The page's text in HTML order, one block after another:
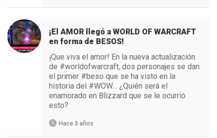
¡El AMOR llegó a WORLD OF WARCRAFT
en forma de BESOS!
¡Que viva el amor! En la nueva actualización
de #worldofwarcraft, dos personajes se dan
el primer #beso que se ha visto en la
historia del #WOW… ¿Quién será el
enamorado en Blizzard que se le ocurrió
esto?
Hace 3 años